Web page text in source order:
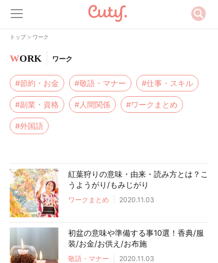
トップ > ワーク
WORK ワーク
#節約・お金 #敬語・マナー #仕事・スキル
#副業・資格 #人間関係 #ワークまとめ
#外国語
紅葉狩りの意味・由来・読み方とは？こ
うようがり/もみじがり
ワークまとめ 2020.11.03
初盆の意味や準備する事10選！香典/服
装/お金/お供え/お布施
敬語・マナー 2020.11.03